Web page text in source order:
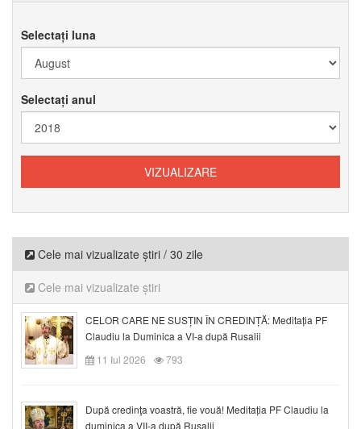
Selectați luna
Selectați anul
Cele mai vizualizate știri / 30 zile
Cele mai vizualizate știri
CELOR CARE NE SUSȚIN ÎN CREDINȚĂ: Meditația PF
Claudiu la Duminica a VI-a după Rusalii
11 Iul 2026
793
După credinţa voastră, fie vouă! Meditația PF Claudiu la
duminica a VII-a după Rusalii